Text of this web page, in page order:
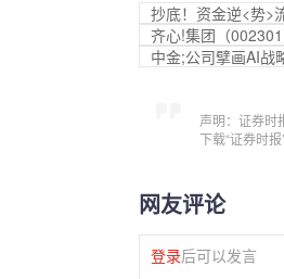
抄底！资金逆<势>
齐心!集团（
中金;公司擘画AI战
声明：证券时
下载“证券时
网友评论
登录后可以发言